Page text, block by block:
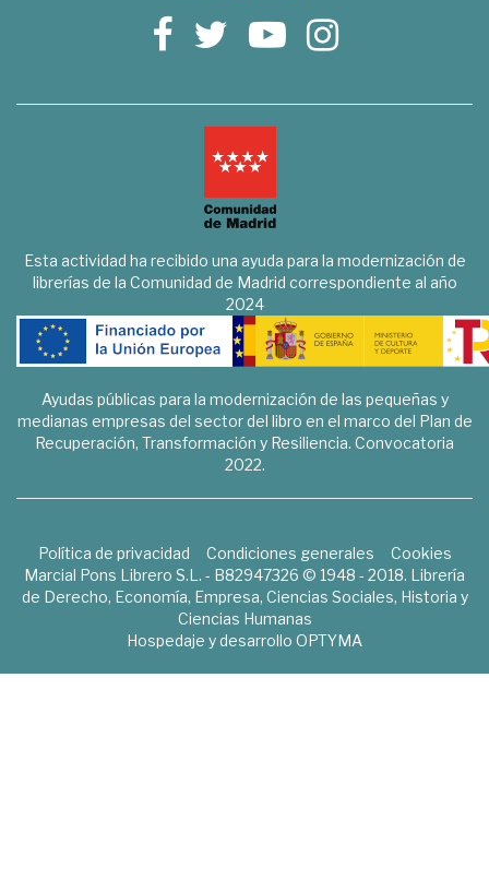
Esta actividad ha recibido una ayuda para la modernización de
librerías de la Comunidad de Madrid correspondiente al año
2024
Ayudas públicas para la modernización de las pequeñas y
medianas empresas del sector del libro en el marco del Plan de
Recuperación, Transformación y Resiliencia. Convocatoria
2022.
Política de privacidad Condiciones generales
Cookies
Marcial Pons Librero S.L. - B82947326 © 1948 - 2018. Librería
de Derecho, Economía, Empresa, Ciencias Sociales, Historia y
Ciencias Humanas
Hospedaje y desarrollo OPTYMA